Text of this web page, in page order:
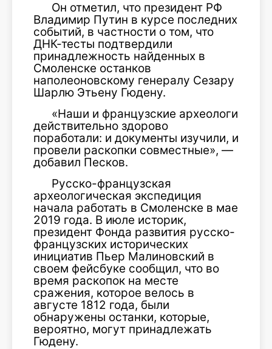
Он отметил, что президент РФ
Владимир Путин в курсе последних
событий, в частности о том, что
ДНК-тесты подтвердили
принадлежность найденных в
Смоленске останков
наполеоновскому генералу Сезару
Шарлю Этьену Гюдену.
«Наши и французские археологи
действительно здорово
поработали: и документы изучили, и
провели раскопки совместные», —
добавил Песков.
Русско-французская
археологическая экспедиция
начала работать в Смоленске в мае
2019 года. В июле историк,
президент Фонда развития русско-
французских исторических
инициатив Пьер Малиновский в
своем фейсбуке сообщил, что во
время раскопок на месте
сражения, которое велось в
августе 1812 года, были
обнаружены останки, которые,
вероятно, могут принадлежать
Гюдену.